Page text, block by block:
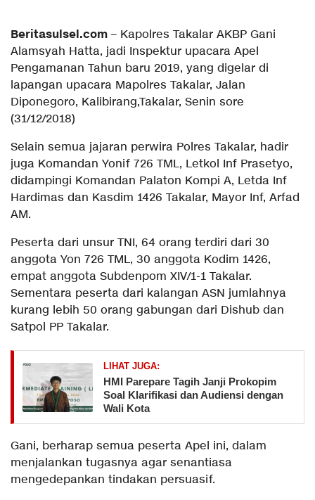
Beritasulsel.com – Kapolres Takalar AKBP Gani
Alamsyah Hatta, jadi Inspektur upacara Apel
Pengamanan Tahun baru 2019, yang digelar di
lapangan upacara Mapolres Takalar, Jalan
Diponegoro, Kalibirang,Takalar, Senin sore
(31/12/2018)
Selain semua jajaran perwira Polres Takalar, hadir
juga Komandan Yonif 726 TML, Letkol Inf Prasetyo,
didampingi Komandan Palaton Kompi A, Letda Inf
Hardimas dan Kasdim 1426 Takalar, Mayor Inf, Arfad
AM.
Peserta dari unsur TNI, 64 orang terdiri dari 30
anggota Yon 726 TML, 30 anggota Kodim 1426,
empat anggota Subdenpom XIV/1-1 Takalar.
Sementara peserta dari kalangan ASN jumlahnya
kurang lebih 50 orang gabungan dari Dishub dan
Satpol PP Takalar.
LIHAT JUGA:
HMI Parepare Tagih Janji Prokopim
Soal Klarifikasi dan Audiensi dengan
Wali Kota
Gani, berharap semua peserta Apel ini, dalam
menjalankan tugasnya agar senantiasa
mengedepankan tindakan persuasif.